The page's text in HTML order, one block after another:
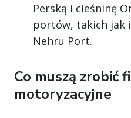
Perską i cieśninę
portów, takich jak
Nehru Port.
Co muszą zrobić
motoryzacyjne